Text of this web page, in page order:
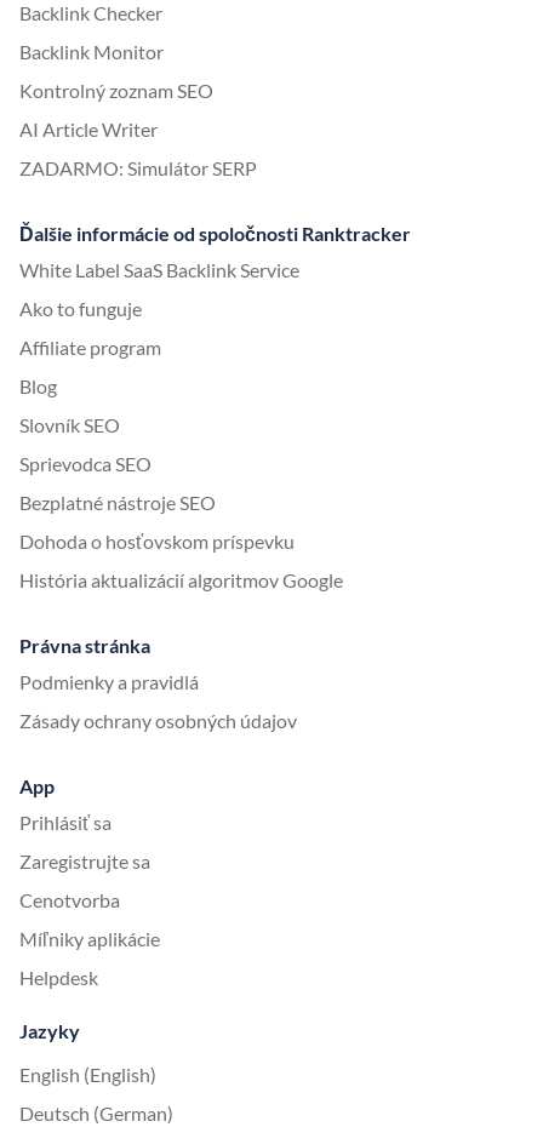
Backlink Checker
Backlink Monitor
Kontrolný zoznam SEO
AI Article Writer
ZADARMO: Simulátor SERP
Ďalšie informácie od spoločnosti Ranktracker
White Label SaaS Backlink Service
Ako to funguje
Affiliate program
Blog
Slovník SEO
Sprievodca SEO
Bezplatné nástroje SEO
Dohoda o hosťovskom príspevku
História aktualizácií algoritmov Google
Právna stránka
Podmienky a pravidlá
Zásady ochrany osobných údajov
App
Prihlásiť sa
Zaregistrujte sa
Cenotvorba
Míľniky aplikácie
Helpdesk
Jazyky
English (English)
Deutsch (German)